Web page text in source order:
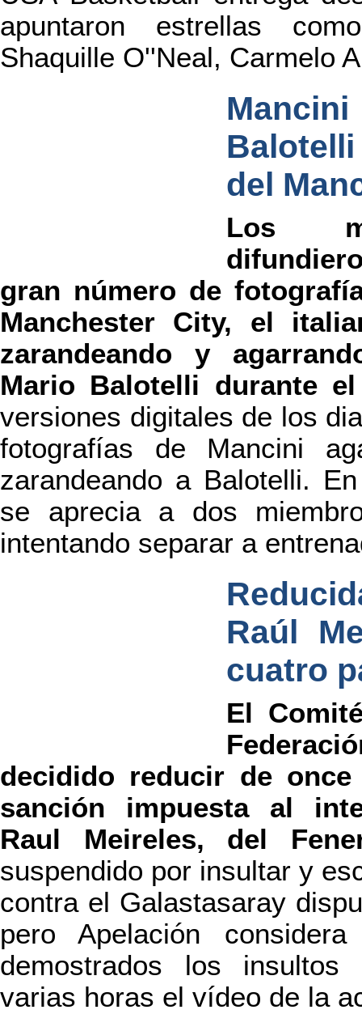
apuntaron estrellas
Shaquille O''Neal, Carmelo
del
Los
gran número de
Manchester City, el
zarandeando y
Mario Balotelli durante
versiones digitales de los
fotografías de Mancini
zarandeando a Balotelli.
se aprecia a dos
intentando separar a
Raúl
cuatro
El
decidido reducir de
sanción impuesta al
Raul Meireles, del
suspendido por insultar y
contra el Galastasaray
pero Apelación
demostrados los
varias horas el vídeo de la